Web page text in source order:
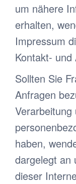
um nähere
erhalten,
Impressum
Kontakt- und
Sollten Sie
Anfragen
haben,
dargelegt an
dieser